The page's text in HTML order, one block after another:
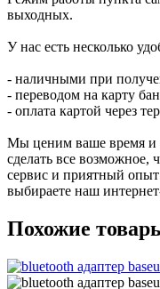
выходных.
У нас есть несколько
- наличными при
- переводом на карту
- оплата картой через
Мы ценим ваше время и
сделать все возможное,
сервис и приятный
выбираете наш
Похожие